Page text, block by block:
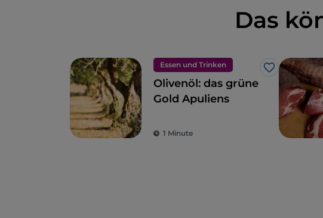
Das
Essen und Trinken
Like
Olivenöl: das grüne
Gold Apuliens
1 Minute